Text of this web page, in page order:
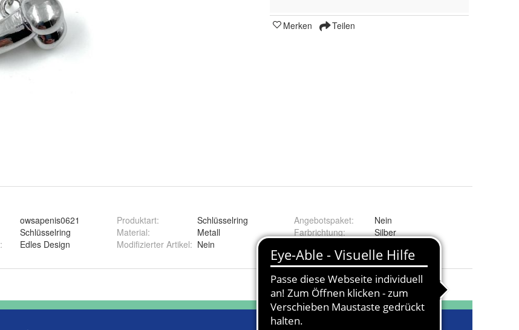
Merken Teilen
owsapenis0621
Schlüsselring
: Edles Design
Produktart:
Schlüsselring
Material:
Metall
Modifizierter Artikel: Nein
Angebotspaket:
Nein
Farbrichtung: Silber